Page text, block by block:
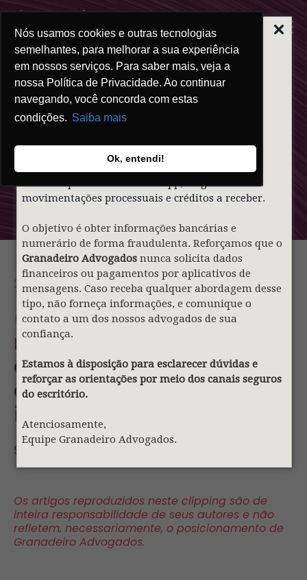
ALERTA | GOLPEDO FALSO
ADVOGADO
Prezados clientes,
Informamos que indivíduos mal-intencionados
identidade visual do nosso sócio
contatar pessoas via WhatsApp, alegando falsas
movimentações processuais e créditos a receber.
O objetivo é obter informações bancárias e
numerário de forma fraudulenta. Reforçamos que o
Granadeiro Advogados nunca solicita dados
financeiros ou pagamentos por aplicativos de
mensagens. Caso receba qualquer abordagem desse
tipo, não forneça informações, e comunique o
contato a um dos nossos advogados de sua
confiança.
Estamos à disposição para esclarecer dúvidas e
reforçar as orientações por meio dos canais seguros
do escritório.
Atenciosamente,
Equipe Granadeiro Advogados.
Nós usamos cookies e outras tecnologias
semelhantes, para melhorar a sua experiência
em nossos serviços. Para saber mais, veja a
nossa Política de Privacidade. Ao continuar
navegando, você concorda com estas
condições. Saiba mais
Ok, entendi!
(PT) Clipping
Granadeiro
28.04.2026
(PT) 5ª Câmara nega
recurso de sindicato que
apresentou prova
documental depois da
instrução processual
Sorry, this entry is only available in
Os artigos reproduzidos neste clipping são de
inteira responsabilidade de seus autores e não
refletem, necessariamente, o posicionamento de
Granadeiro Advogados.